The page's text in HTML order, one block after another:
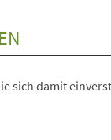
sich damit